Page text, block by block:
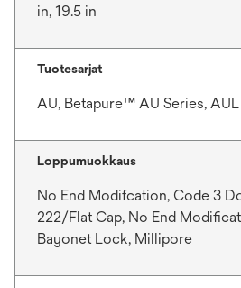
in, 19.5 in
Tuotesarjat
AU, Betapure™ AU Series, AUL
Loppumuokkaus
No End Modifcation, Code 3
222/Flat Cap, No End
Bayonet Lock, Millipore